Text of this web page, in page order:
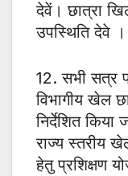
देवें। छात्रा
उपस्थिति देवे ।
12. सभी सत्र
विभागीय खेल
निर्देशित
राज्य स्तरीय
हेतु प्रशिक्षण